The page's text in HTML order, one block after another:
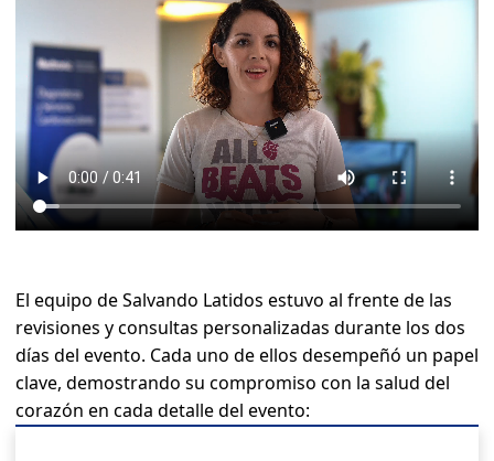
El equipo de Salvando Latidos estuvo al frente de las
revisiones y consultas personalizadas durante los dos
días del evento. Cada uno de ellos desempeñó un papel
clave, demostrando su compromiso con la salud del
corazón en cada detalle del evento: